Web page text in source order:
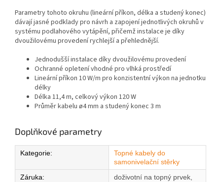
Parametry tohoto okruhu (lineární příkon, délka a studený konec)
dávají jasné podklady pro návrh a zapojení jednotlivých okruhů v
systému podlahového vytápění, přičemž instalace je díky
dvoužilovému provedení rychlejší a přehlednější.
Jednodušší instalace díky dvoužilovému provedení
Ochranné opletení vhodné pro vlhká prostředí
Lineární příkon 10 W/m pro konzistentní výkon na jednotku
délky
Délka 11,4 m, celkový výkon 120 W
Průměr kabelu ø4 mm a studený konec 3 m
Doplňkové parametry
Kategorie:
Topné kabely do
samonivelační stěrky
Záruka:
doživotní na topný prvek,